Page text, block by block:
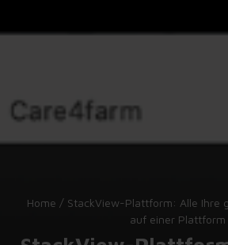
Home / StackView-Plattform: Alle Ihre
auf einer Plattform